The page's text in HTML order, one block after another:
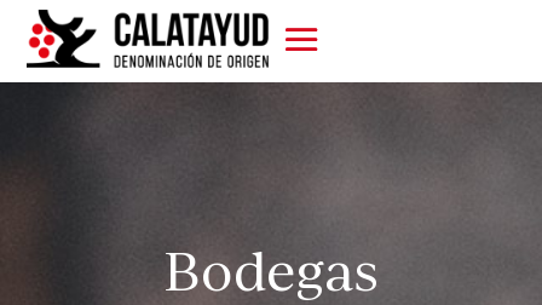
Bodegas